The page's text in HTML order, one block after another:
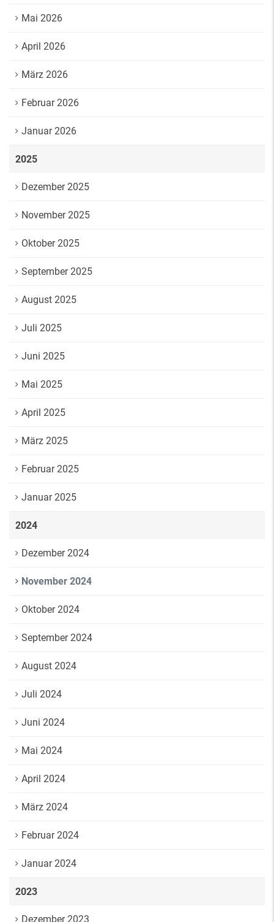
Mai 2026
April 2026
März 2026
Februar 2026
Januar 2026
2025
Dezember 2025
November 2025
Oktober 2025
September 2025
August 2025
Juli 2025
Juni 2025
Mai 2025
April 2025
März 2025
Februar 2025
Januar 2025
2024
Dezember 2024
November 2024
Oktober 2024
September 2024
August 2024
Juli 2024
Juni 2024
Mai 2024
April 2024
März 2024
Februar 2024
Januar 2024
2023
Dezember 2023